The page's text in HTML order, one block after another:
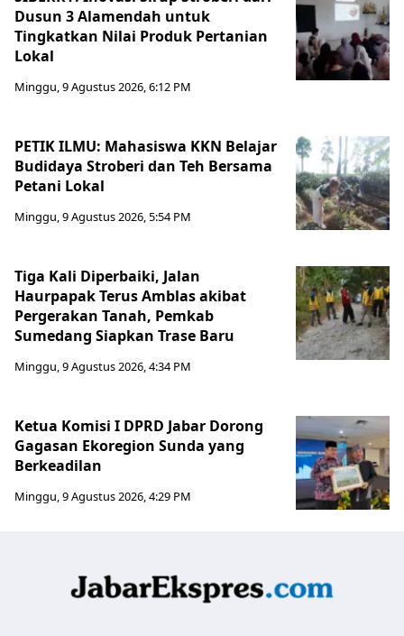
Dusun 3 Alamendah untuk
Tingkatkan Nilai Produk Pertanian
Lokal
Minggu, 9 Agustus 2026, 6:12 PM
PETIK ILMU: Mahasiswa KKN Belajar
Budidaya Stroberi dan Teh Bersama
Petani Lokal
Minggu, 9 Agustus 2026, 5:54 PM
Tiga Kali Diperbaiki, Jalan
Haurpapak Terus Amblas akibat
Pergerakan Tanah, Pemkab
Sumedang Siapkan Trase Baru
Minggu, 9 Agustus 2026, 4:34 PM
Ketua Komisi I DPRD Jabar Dorong
Gagasan Ekoregion Sunda yang
Berkeadilan
Minggu, 9 Agustus 2026, 4:29 PM